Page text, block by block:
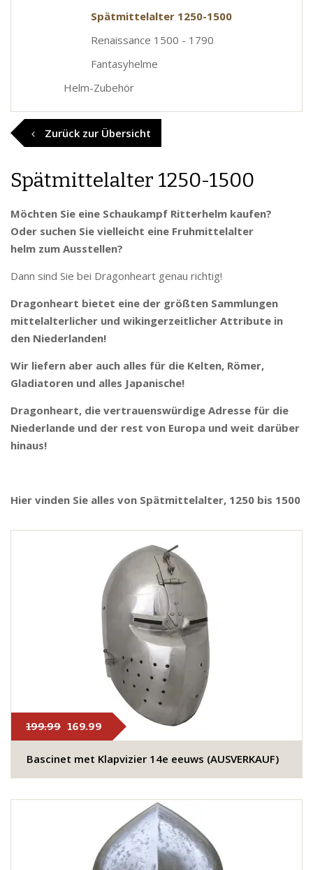
Spätmittelalter 1250-1500
Renaissance 1500 - 1790
Fantasyhelme
Helm-Zubehör
Zurück zur Übersicht
Spätmittelalter 1250-1500
Möchten Sie eine Schaukampf Ritterhelm kaufen?
Oder suchen Sie vielleicht eine Fruhmittelalter
helm zum Ausstellen?
Dann sind Sie bei Dragonheart genau richtig!
Dragonheart bietet eine der größten Sammlungen
mittelalterlicher und wikingerzeitlicher Attribute in
den Niederlanden!
Wir liefern aber auch alles für die Kelten, Römer,
Gladiatoren und alles Japanische!
Dragonheart, die vertrauenswürdige Adresse für die
Niederlande und der rest von Europa und weit darüber
hinaus!
Hier vinden Sie alles von Spätmittelalter, 1250 bis 1500
199.99 169.99
Bascinet met Klapvizier 14e eeuws (AUSVERKAUF)